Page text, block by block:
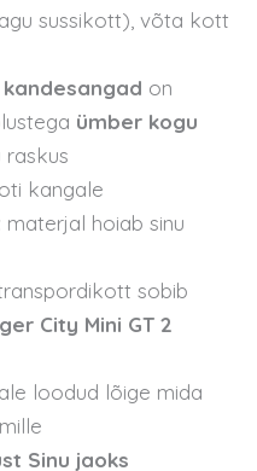
sussikott), võta kott
on
ümber kogu
raskus
kangale
materjal hoiab sinu
sobib
City Mini GT 2
loodud lõige mida
Sinu jaoks